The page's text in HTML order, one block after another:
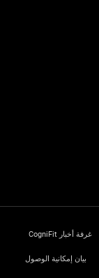
غرفة أخبار CogniFit
بيان إمكانية الوصول